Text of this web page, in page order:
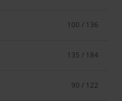
100 / 136
135 / 184
90 / 122